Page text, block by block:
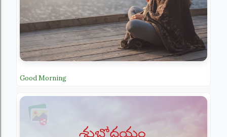
Good Morning